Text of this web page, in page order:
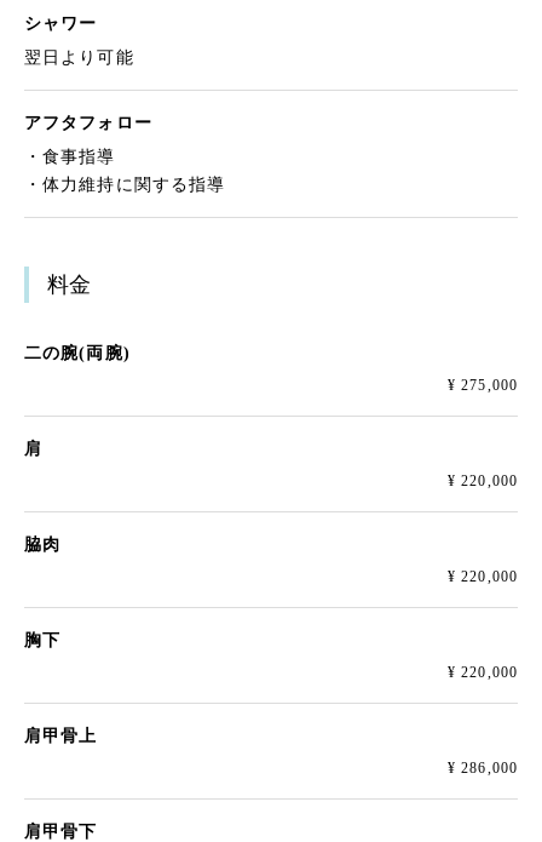
シャワー
翌日より可能
アフタフォロー
・食事指導
・体力維持に関する指導
料金
二の腕(両腕)
¥ 275,000
肩
¥ 220,000
脇肉
¥ 220,000
胸下
¥ 220,000
肩甲骨上
¥ 286,000
肩甲骨下